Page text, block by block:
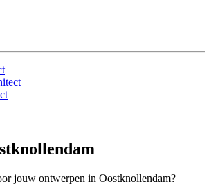
jouw ontwerpen in Oostknollendam?